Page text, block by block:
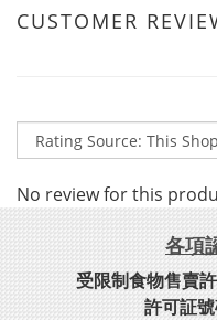
CUSTOMER
No review for this
各項
受限制食物售賣
許可証